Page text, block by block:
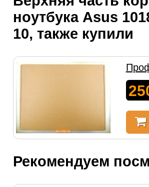
ноутбука Asus
10, также купили
Рекомендуем